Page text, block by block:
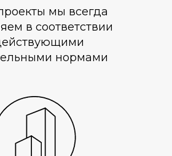
мы всегда
в соответствии
нормами